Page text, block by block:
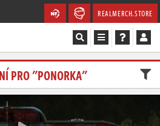
REALMERCH.STORE
PRO "PONORKA"